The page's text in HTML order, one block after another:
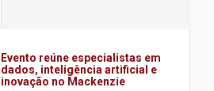
Evento reúne especialistas em
dados, inteligência artificial e
inovação no Mackenzie